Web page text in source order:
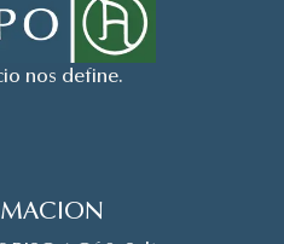
nos define.